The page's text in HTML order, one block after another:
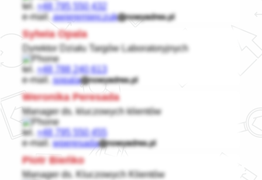
tel. +48 795 550 432
e-mail.awieremiejczuk
Sylwia Opala
Dyrektor Działu Targów Laboratoryjnych
tel. +48 788 240 613
e-mail. sopala
Weronika Peresada
Manager ds. kluczowych klientów
tel. +48 795 550 455
e-mail. wperesada
Piotr Bieńko
Manager ds. Kluczowych Klientów